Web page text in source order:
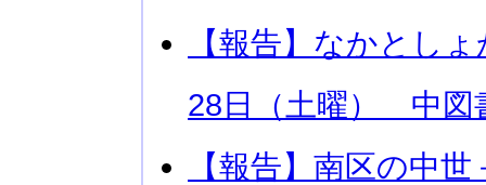
【報告】なかとし
28日（土曜） 中図
【報告】南区の中